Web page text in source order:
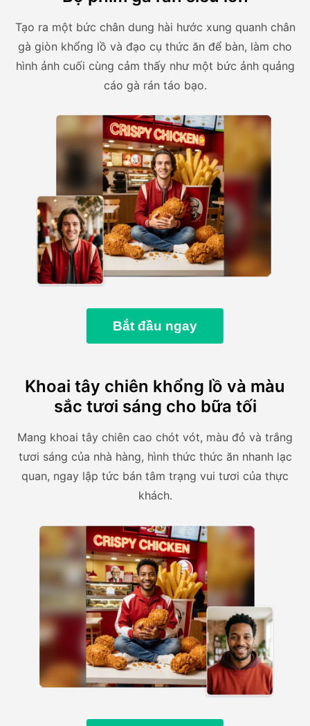
Tạo ra một bức chân dung hài hước xung quanh chân
gà giòn khổng lồ và đạo cụ thức ăn để bàn, làm cho
hình ảnh cuối cùng cảm thấy như một bức ảnh quảng
cáo gà rán táo bạo.
Bắt đầu ngay
Khoai tây chiên khổng lồ và màu
sắc tươi sáng cho bữa tối
Mang khoai tây chiên cao chót vót, màu đỏ và trắng
tươi sáng của nhà hàng, hình thức thức ăn nhanh lạc
quan, ngay lập tức bán tâm trạng vui tươi của thực
khách.